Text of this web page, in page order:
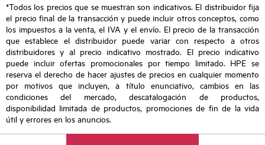
*Todos los precios que se muestran son indicativos. El distribuidor fija
el precio final de la transacción y puede incluir otros conceptos, como
los impuestos a la venta, el IVA y el envío. El precio de la transacción
que establece el distribuidor puede variar con respecto a otros
distribuidores y al precio indicativo mostrado. El precio indicativo
puede incluir ofertas promocionales por tiempo limitado. HPE se
reserva el derecho de hacer ajustes de precios en cualquier momento
por motivos que incluyen, a título enunciativo, cambios en las
condiciones del mercado, descatalogación de productos,
disponibilidad limitada de productos, promociones de fin de la vida
útil y errores en los anuncios.